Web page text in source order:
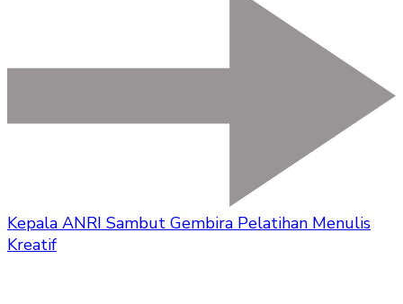
Kepala ANRI Sambut Gembira Pelatihan Menulis
Kreatif